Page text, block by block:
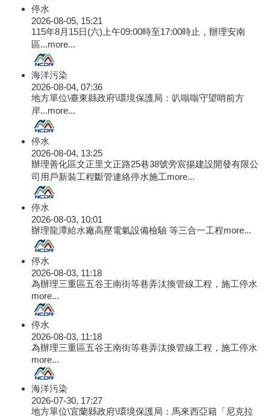
停水
2026-08-05, 15:21
115年8月15日(六)上午09:00時至17:00時止，辦理安南
區...more...
海洋污染
2026-08-04, 07:36
地方單位\臺東縣政府\環境保護局：叭嗡嗡守望哨前方
岸...more...
停水
2026-08-04, 13:25
辦理善化區文正里文正路25巷38號旁宸揚建設開發有限公
司用戶新裝工程斷管連絡停水施工more...
停水
2026-08-03, 10:01
辦理龍潭給水廠高壓電氣設備檢驗 等三合一工程more...
停水
2026-08-03, 11:18
為辦理三重區五谷王南街等巷弄汰換管線工程，施工停水
more...
停水
2026-08-03, 11:18
為辦理三重區五谷王南街等巷弄汰換管線工程，施工停水
more...
海洋污染
2026-07-30, 17:27
地方單位\宜蘭縣政府\環境保護局：馬來西亞籍「尼克拉